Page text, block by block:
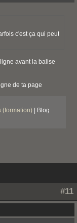
c'est ça qui peut
avant la balise
de ta page
(formation) | Blog
#11